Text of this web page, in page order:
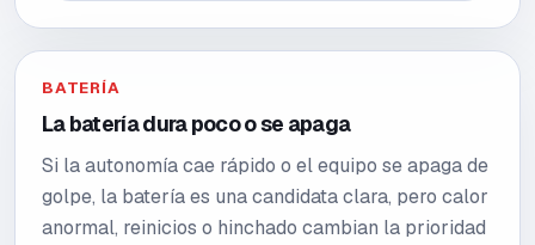
BATERÍA
La batería dura poco o se apaga
Si la autonomía cae rápido o el equipo se apaga de
golpe, la batería es una candidata clara, pero calor
anormal, reinicios o hinchado cambian la prioridad